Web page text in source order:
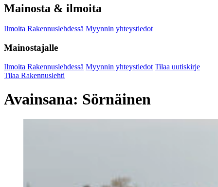
Mainosta & ilmoita
Ilmoita Rakennuslehdessä Myynnin yhteystiedot
Mainostajalle
Ilmoita Rakennuslehdessä Myynnin yhteystiedot Tilaa uutiskirje
Tilaa Rakennuslehti
Avainsana: Sörnäinen